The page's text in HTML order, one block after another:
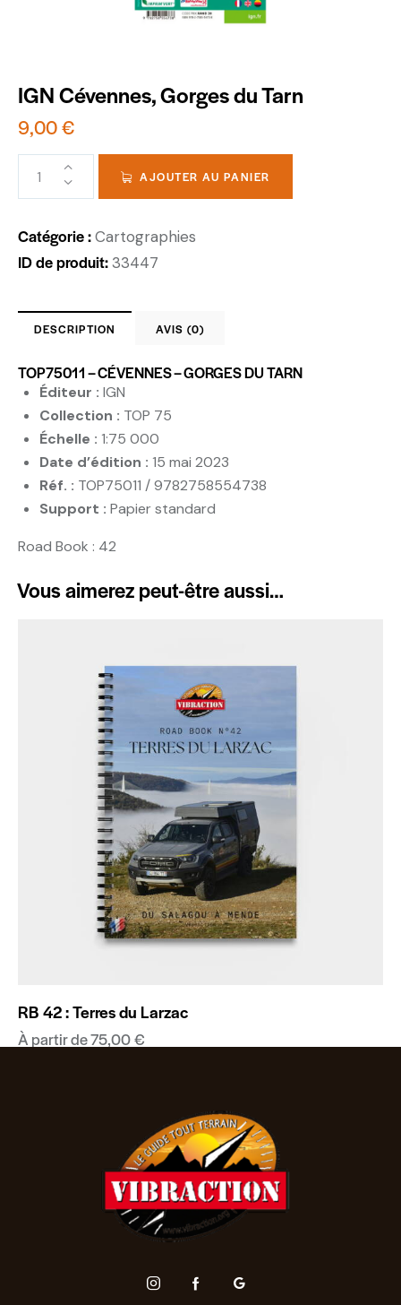
IGN Cévennes, Gorges du Tarn
9,00€
AJOUTER AU PANIER
Catégorie :Cartographies
ID de produit:33447
DESCRIPTION AVIS (0)
TOP75011 – CÉVENNES – GORGES DU TARN
Éditeur : IGN
Collection : TOP 75
Échelle : 1:75 000
Date d’édition : 15 mai 2023
Réf. : TOP75011 / 9782758554738
Support : Papier standard
Road Book : 42
Vous aimerez peut-être aussi…
RB 42 : Terres du Larzac
À partir de75,00€